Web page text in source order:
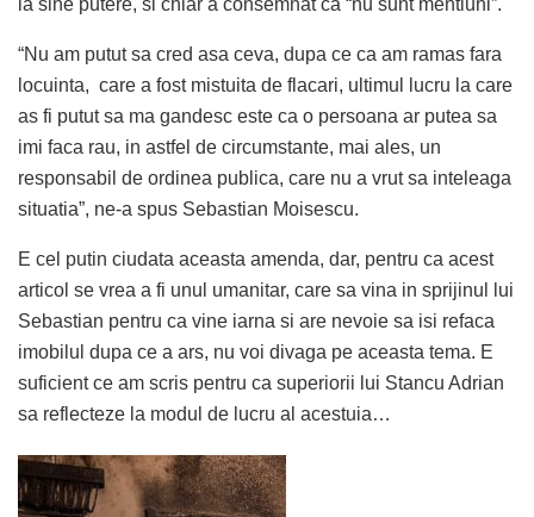
la sine putere, si chiar a consemnat ca “nu sunt mentiuni”.
“Nu am putut sa cred asa ceva, dupa ce ca am ramas fara
locuinta, care a fost mistuita de flacari, ultimul lucru la care
as fi putut sa ma gandesc este ca o persoana ar putea sa
imi faca rau, in astfel de circumstante, mai ales, un
responsabil de ordinea publica, care nu a vrut sa inteleaga
situatia”, ne-a spus Sebastian Moisescu.
E cel putin ciudata aceasta amenda, dar, pentru ca acest
articol se vrea a fi unul umanitar, care sa vina in sprijinul lui
Sebastian pentru ca vine iarna si are nevoie sa isi refaca
imobilul dupa ce a ars, nu voi divaga pe aceasta tema. E
suficient ce am scris pentru ca superiorii lui Stancu Adrian
sa reflecteze la modul de lucru al acestuia…